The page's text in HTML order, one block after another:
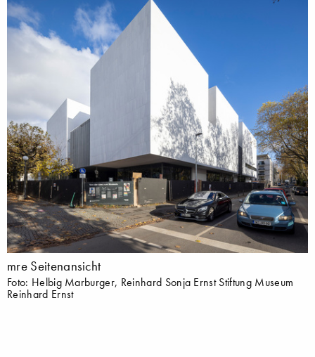
mre Seitenansicht
Foto: Helbig Marburger, Reinhard Sonja Ernst Stiftung Museum
Reinhard Ernst